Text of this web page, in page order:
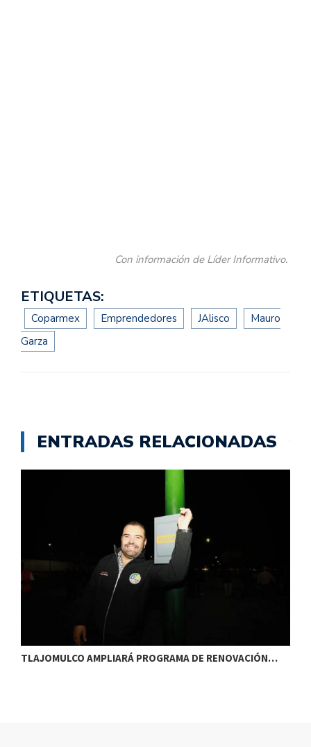
Con información de Líder Informativo.
ETIQUETAS:
Coparmex Emprendedores JAlisco
Mauro
Garza
ENTRADAS RELACIONADAS
TLAJOMULCO AMPLIARÁ PROGRAMA DE RENOVACIÓN…